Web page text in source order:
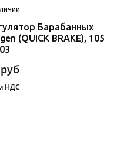
Барабанных
(QUICK BRAKE), 105
руб
НДС